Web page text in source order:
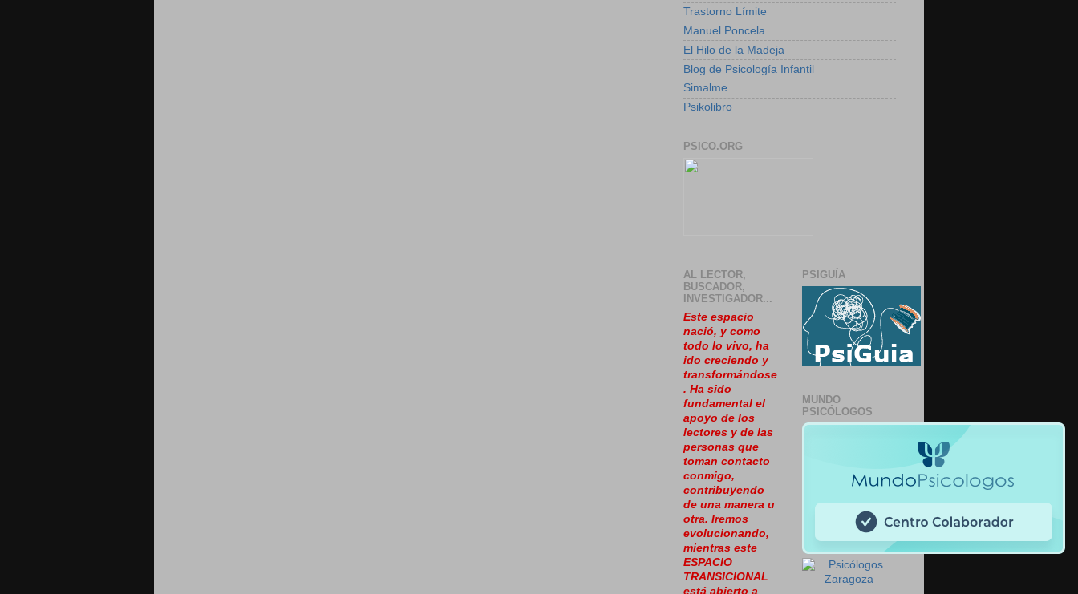
Trastorno Límite
Manuel Poncela
El Hilo de la Madeja
Blog de Psicología Infantil
Simalme
Psikolibro
PSICO.ORG
AL LECTOR,
BUSCADOR,
INVESTIGADOR...
Este espacio
nació, y como
todo lo vivo, ha
ido creciendo y
transformándose
. Ha sido
fundamental el
apoyo de los
lectores y de las
personas que
toman contacto
conmigo,
contribuyendo
de una manera u
otra. Iremos
evolucionando,
mientras este
ESPACIO
TRANSICIONAL
está abierto a
PSIGUÍA
MUNDO
PSICÓLOGOS